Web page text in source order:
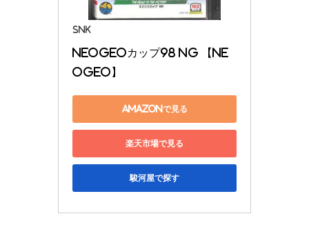
SNK
NEOGEOカップ98 NG 【NE
OGEO】
Amazonで見る
楽天市場で見る
駿河屋で探す